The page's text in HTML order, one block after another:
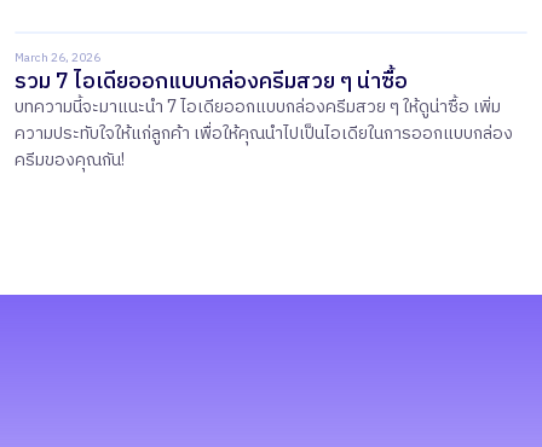
March 26, 2026
รวม 7 ไอเดียออกแบบกล่องครีมสวย ๆ น่าซื้อ
บทความนี้จะมาแนะนำ 7 ไอเดียออกแบบกล่องครีมสวย ๆ ให้ดูน่าซื้อ เพิ่ม
ความประทับใจให้แก่ลูกค้า เพื่อให้คุณนำไปเป็นไอเดียในการออกแบบกล่อง
ครีมของคุณกัน!